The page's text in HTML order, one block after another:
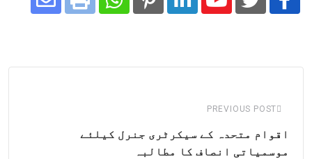
Youtube
LinkedIn
Pinterest
Whatsapp
Print
PREVIOUS POST
اقوام متحدہ کے سیکرٹری جنرل کیلئے
موسمیاتی انصاف کا مطالبہ